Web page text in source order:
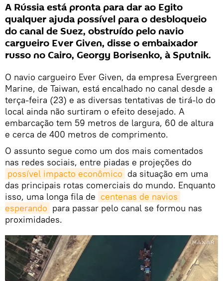
A Rússia está pronta para dar ao Egito
qualquer ajuda possível para o desbloqueio
do canal de Suez, obstruído pelo navio
cargueiro Ever Given, disse o embaixador
russo no Cairo, Georgy Borisenko, à Sputnik.
O navio cargueiro Ever Given, da empresa Evergreen
Marine, de Taiwan, está encalhado no canal desde a
terça-feira (23) e as diversas tentativas de tirá-lo do
local ainda não surtiram o efeito desejado. A
embarcação tem 59 metros de largura, 60 de altura
e cerca de 400 metros de comprimento.
O assunto segue como um dos mais comentados
nas redes sociais, entre piadas e projeções do
possível impacto econômico da situação em uma
das principais rotas comerciais do mundo. Enquanto
isso, uma longa fila de centenas de navios
esperando para passar pelo canal se formou nas
proximidades.